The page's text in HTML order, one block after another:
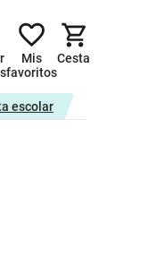
Mis
favoritos
Cesta
escolar